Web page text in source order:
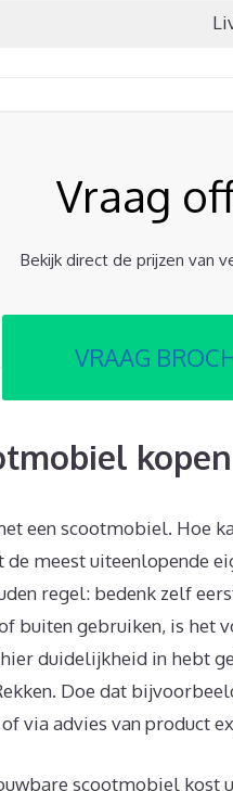
Vraag
Bekijk direct de prijzen van
VRAAG
een scootmobiel. Hoe
meest uiteenlopende
regel: bedenk zelf
buiten gebruiken, is het
duidelijkheid in hebt
Doe dat
via advies van product
scootmobiel kost